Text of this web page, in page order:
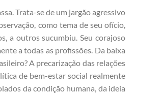
Trata-se de um jargão agressivo
como tema de seu ofício,
a outros sucumbiu. Seu corajoso
a todas as profissões. Da baixa
A precarização das relações
de bem-estar social realmente
da condição humana, da ideia